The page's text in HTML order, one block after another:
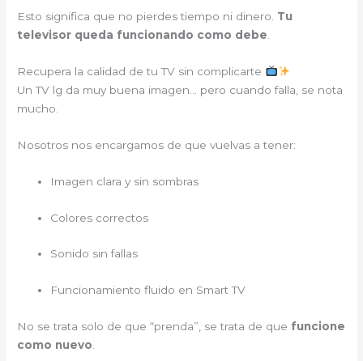
Esto significa que no pierdes tiempo ni dinero. Tu
televisor queda funcionando como debe
Recupera la calidad de tu TV sin complicarte
Un TV lg da muy buena imagen… pero cuando falla, se nota
mucho.
Nosotros nos encargamos de que vuelvas a tener:
Imagen clara y sin sombras
Colores correctos
Sonido sin fallas
Funcionamiento fluido en Smart TV
No se trata solo de que “prenda”, se trata de que funcione
como nuevo